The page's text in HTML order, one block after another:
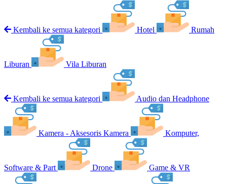
Kembali ke semua kategori Hotel Rumah
Liburan Vila Liburan
Kembali ke semua kategori Audio dan Headphone
Kamera - Aksesoris Kamera Komputer,
Software & Part Drone Game & VR